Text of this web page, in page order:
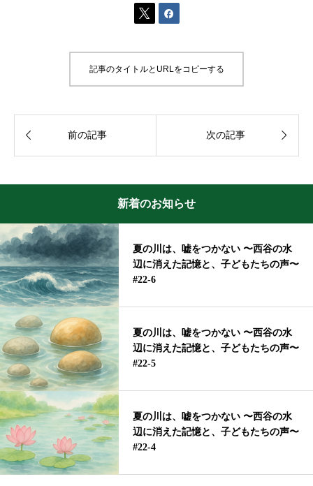
 
記事のタイトルとURLをコピーする
 前の記事 次の記事 
新着のお知らせ
夏の川は、嘘をつかない 〜西谷の水
辺に消えた記憶と、子どもたちの声〜
#22-6
夏の川は、嘘をつかない 〜西谷の水
辺に消えた記憶と、子どもたちの声〜
#22-5
夏の川は、嘘をつかない 〜西谷の水
辺に消えた記憶と、子どもたちの声〜
#22-4